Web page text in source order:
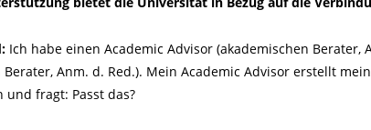
Ich habe einen Academic Advisor (akademischen
Anm. d. Red.). Mein Academic Advisor erstellt
und fragt: Passt das?